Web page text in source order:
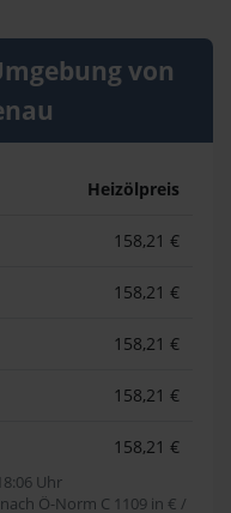
von
Heizölpreis
158,21 €
158,21 €
158,21 €
158,21 €
158,21 €
Uhr
Ö-Norm C 1109 in € /